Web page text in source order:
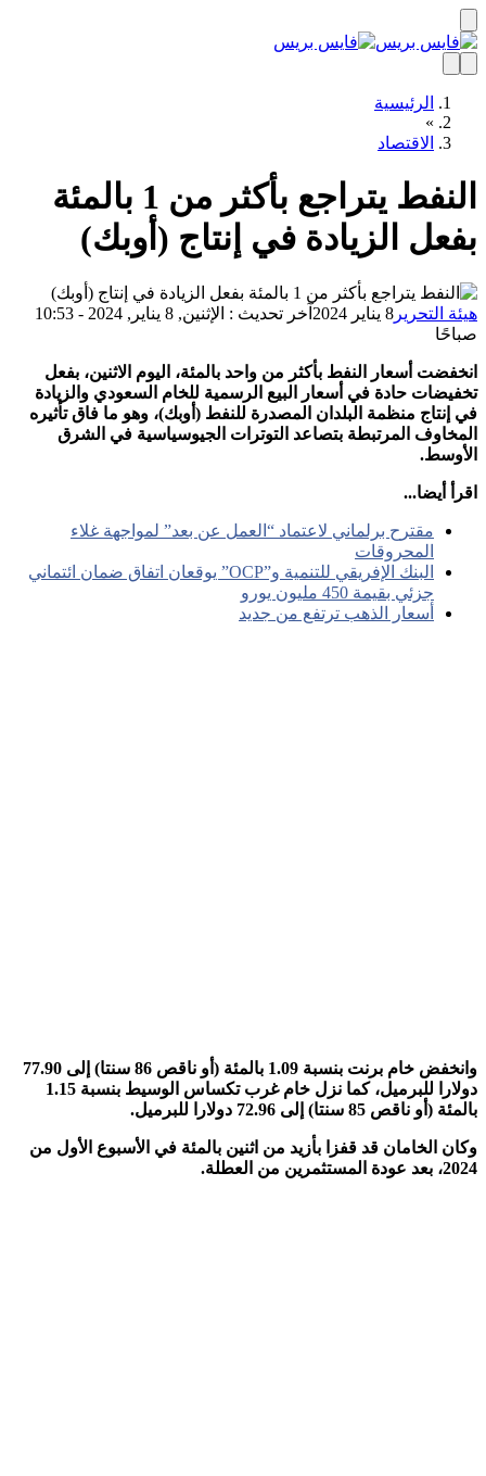
الرئيسية
الاقتصاد
النفط يتراجع بأكثر من 1 بالمئة
الزيادة في إنتاج (أوبك)
التحرير8 يناير 2024
آخر تحديث : الإثنين, 8 يناير, 2024 - 10:53
أسعار النفط بأكثر من واحد بالمئة، اليوم الاثنين، بفعل
حادة في أسعار البيع الرسمية للخام السعودي والزيادة
منظمة البلدان المصدرة للنفط (أوبك)، وهو ما فاق تأثيره
المرتبطة بتصاعد التوترات الجيوسياسية في الشرق
أيضا...
مقترح برلماني لاعتماد “العمل عن بعد” لمواجهة غلاء
المحروقات
البنك الإفريقي للتنمية و”OCP” يوقعان اتفاق ضمان ائتماني
جزئي بقيمة 450 مليون يورو
أسعار الذهب ترتفع من جديد
وانخفض خام برنت بنسبة 1.09 بالمئة (أو ناقص 86 سنتا) إلى 77.90
دولارا للبرميل، كما نزل خام غرب تكساس الوسيط بنسبة 1.15
ناقص 85 سنتا) إلى 72.96 دولارا للبرميل.
الخامان قد قفزا بأزيد من اثنين بالمئة في الأسبوع الأول من
من العطلة.